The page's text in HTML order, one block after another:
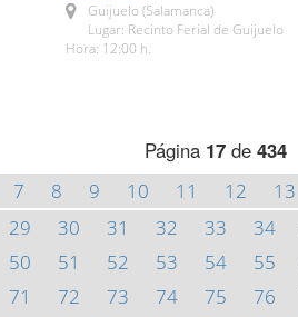
Guijuelo (Salamanca)
Lugar: Recinto Ferial de Guijuelo
Hora: 12:00 h.
Página 17 de 434
7 8 9 10 11 12 13
29 30 31 32 33 34
50 51 52 53 54 55
71 72 73 74 75 76